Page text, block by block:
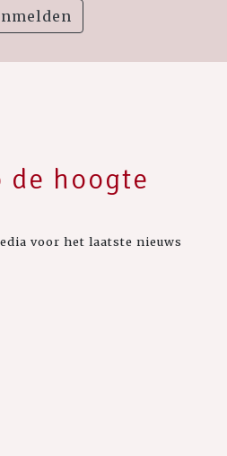
hoogte
voor het laatste nieuws